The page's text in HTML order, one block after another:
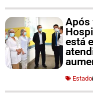
Após
está
Estado